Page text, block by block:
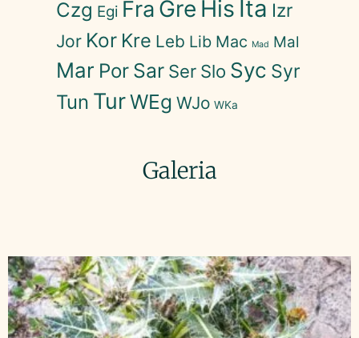
Czg Egi Fra Gre His Ita Izr
Jor Kor Kre Leb Lib Mac Mad Mal
Mar Por Sar Ser Slo Syc Syr
Tun TurWEg WJo WKa
Galeria